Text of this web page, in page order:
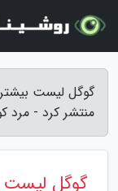
منتشر کرد - مرد
گوگل لیست